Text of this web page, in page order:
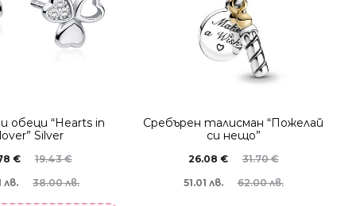
обеци “Hearts in
Silver
19.43€
€
38.00 лв.
лв.
Сребърен талисман “Пожелай
си нещо”
31.70€
26.08 €
62.00 лв.
51.01 лв.